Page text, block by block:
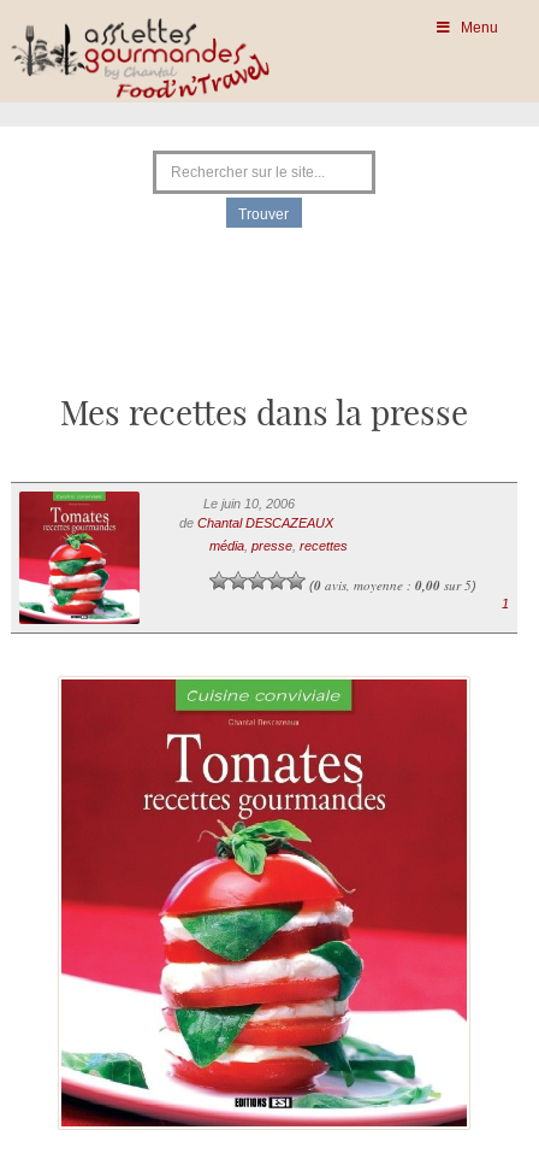
Menu
Mes recettes dans la presse
Le juin 10, 2006
de Chantal DESCAZEAUX
média, presse, recettes
(0avis, moyenne : 0,00sur 5)
1